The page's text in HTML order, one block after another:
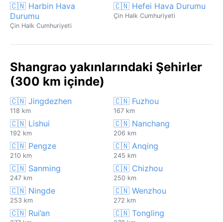
🇨🇳 Harbin Hava
Durumu
Çin Halk Cumhuriyeti
🇨🇳 Hefei Hava Durumu
Çin Halk Cumhuriyeti
Shangrao yakınlarındaki Şehirler
(300 km içinde)
🇨🇳 Jingdezhen
118 km
🇨🇳 Fuzhou
167 km
🇨🇳 Lishui
192 km
🇨🇳 Nanchang
206 km
🇨🇳 Pengze
210 km
🇨🇳 Anqing
245 km
🇨🇳 Sanming
247 km
🇨🇳 Chizhou
250 km
🇨🇳 Ningde
253 km
🇨🇳 Wenzhou
272 km
🇨🇳 Rui’an 🇨🇳 Tongling